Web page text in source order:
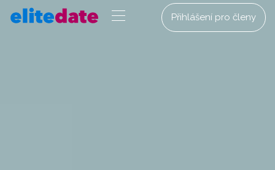
Přihlášení pro členy